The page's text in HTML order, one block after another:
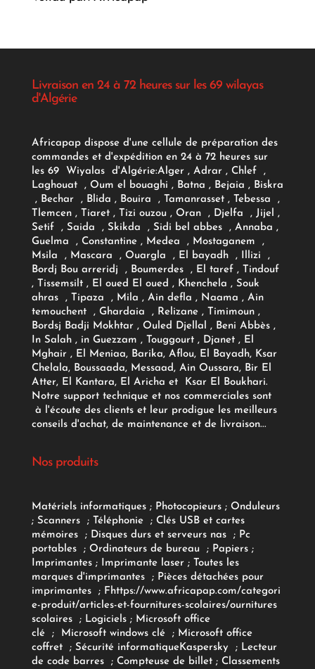
Livraison en 24 à 72 heures sur les 69 wilayas
d'Algérie
Africapap dispose d'une cellule de préparation des
commandes et d'expédition en 24 à 72 heures sur
les 69 Wiyalas d'Algérie:Alger , Adrar, Chlef ,
Laghouat , Oum el bouaghi , Batna , Bejaia , Biskra
, Bechar , Blida , Bouira , Tamanrasset , Tebessa ,
Tlemcen , Tiaret , Tizi ouzou , Oran , Djelfa , Jijel ,
Setif , Saida , Skikda , Sidi bel abbes , Annaba ,
Guelma , Constantine , Medea , Mostaganem ,
Msila , Mascara , Ouargla , El bayadh , Illizi ,
Bordj Bou arreridj , Boumerdes , El taref , Tindouf
, Tissemsilt , El oued El oued , Khenchela , Souk
ahras , Tipaza , Mila , Ain defla , Naama , Ain
temouchent , Ghardaia , Relizane , Timimoun ,
Bordsj Badji Mokhtar , Ouled Djellal , Beni Abbès ,
In Salah , in Guezzam , Touggourt , Djanet , El
Mghair , El Meniaa, Barika, Aflou, El Bayadh, Ksar
Chelala, Boussaada, Messaad, Ain Oussara, Bir El
Atter, El Kantara, El Aricha et Ksar El Boukhari.
Notre support technique et nos commerciales sont
à l'écoute des clients et leur prodigue les meilleurs
conseils d'achat, de maintenance et de livraison...
Nos produits
Matériels informatiques; Photocopieurs; Onduleurs
; Scanners ; Téléphonie ; Clés USB et cartes
mémoires
; Disques durs et serveurs nas ; Pc
portables
; Ordinateurs de bureau ; Papiers;
Imprimantes;Imprimante laser;
Toutes les
marques d'imprimantes
; Pièces détachées pour
imprimantes
; F https://www.africapap.com/categori
e-produit/articles-et-fournitures-scolaires/ournitures
scolaires; Logiciels ; Microsoft office
clé
; Microsoft windows clé; Microsoft office
coffret ; Sécurité informatiqueKaspersky ; Lecteur
de code barres
; Compteuse de billet; Classements